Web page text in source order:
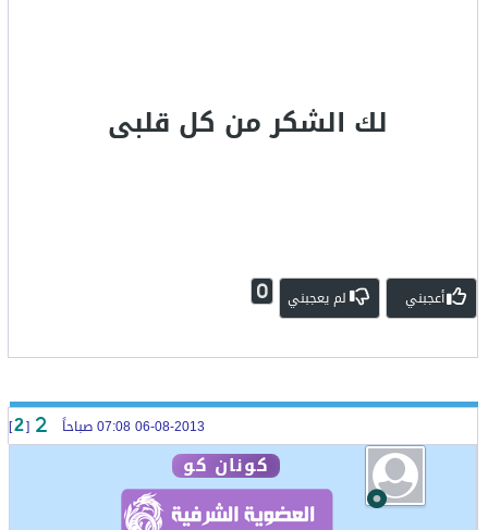
لك الشكر من كل قلبى
أعجبني لم يعجبني 0
[
2
]
كونان كو